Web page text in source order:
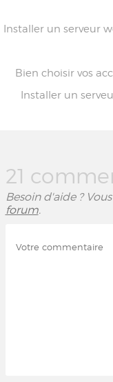
Installer un serveur
Bien choisir vos
Installer un
21
Besoin d'aide ?
forum.